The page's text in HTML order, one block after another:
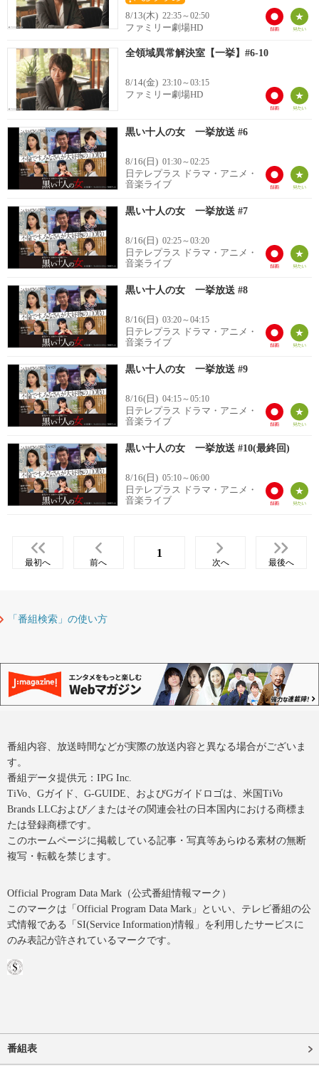
8/13(木) 22:35～02:50
ファミリー劇場HD
全領域異常解決室【一挙】#6-10
8/14(金) 23:10～03:15
ファミリー劇場HD
黒い十人の女 一挙放送 #6
8/16(日) 01:30～02:25
日テレプラス ドラマ・アニメ・
音楽ライブ
黒い十人の女 一挙放送 #7
8/16(日) 02:25～03:20
日テレプラス ドラマ・アニメ・
音楽ライブ
黒い十人の女 一挙放送 #8
8/16(日) 03:20～04:15
日テレプラス ドラマ・アニメ・
音楽ライブ
黒い十人の女 一挙放送 #9
8/16(日) 04:15～05:10
日テレプラス ドラマ・アニメ・
音楽ライブ
黒い十人の女 一挙放送 #10(最終回)
8/16(日) 05:10～06:00
日テレプラス ドラマ・アニメ・
音楽ライブ
最初へ 前へ
1
次へ 最後へ
「番組検索」の使い方
番組内容、放送時間などが実際の放送内容と異なる場合がございま
す。
番組データ提供元：IPG Inc.
TiVo、Gガイド、G-GUIDE、およびGガイドロゴは、米国TiVo
Brands LLCおよび／またはその関連会社の日本国内における商標ま
たは登録商標です。
このホームページに掲載している記事・写真等あらゆる素材の無断
複写・転載を禁じます。
Official Program Data Mark（公式番組情報マーク）
このマークは「Official Program Data Mark」といい、テレビ番組の公
式情報である「SI(Service Information)情報」を利用したサービスに
のみ表記が許されているマークです。
番組表